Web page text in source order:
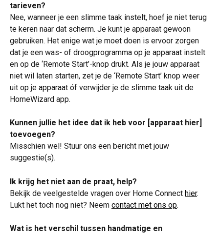
tarieven?
Nee, wanneer je een slimme taak instelt, hoef je niet terug
te keren naar dat scherm. Je kunt je apparaat gewoon
gebruiken. Het enige wat je moet doen is ervoor zorgen
dat je een was- of droogprogramma op je apparaat instelt
en op de ‘Remote Start’-knop drukt. Als je jouw apparaat
niet wil laten starten, zet je de ‘Remote Start’ knop weer
uit op je apparaat óf verwijder je de slimme taak uit de
HomeWizard app.
Kunnen jullie het idee dat ik heb voor [apparaat hier]
toevoegen?
Misschien wel! Stuur ons een bericht met jouw
suggestie(s).
Ik krijg het niet aan de praat, help?
Bekijk de veelgestelde vragen over Home Connect hier.
Lukt het toch nog niet? Neem contact met ons op.
Wat is het verschil tussen handmatige en